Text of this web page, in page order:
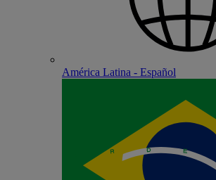
América Latina - Español